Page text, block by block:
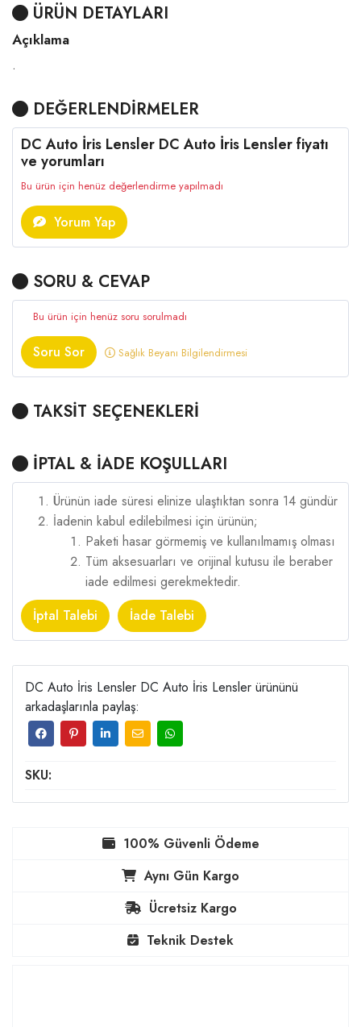
ÜRÜN DETAYLARI
Açıklama
.
DEĞERLENDİRMELER
DC Auto İris Lensler DC Auto İris Lensler fiyatı
ve yorumları
Bu ürün için henüz değerlendirme yapılmadı
Yorum Yap
SORU & CEVAP
Bu ürün için henüz soru sorulmadı
Soru Sor Sağlık Beyanı Bilgilendirmesi
TAKSİT SEÇENEKLERİ
İPTAL & İADE KOŞULLARI
Ürünün iade süresi elinize ulaştıktan sonra 14 gündür
İadenin kabul edilebilmesi için ürünün;
Paketi hasar görmemiş ve kullanılmamış olması
Tüm aksesuarları ve orijinal kutusu ile beraber
iade edilmesi gerekmektedir.
İptal Talebi
İade Talebi
DC Auto İris Lensler DC Auto İris Lensler ürününü
arkadaşlarınla paylaş:
SKU:
100% Güvenli Ödeme
Aynı Gün Kargo
Ücretsiz Kargo
Teknik Destek